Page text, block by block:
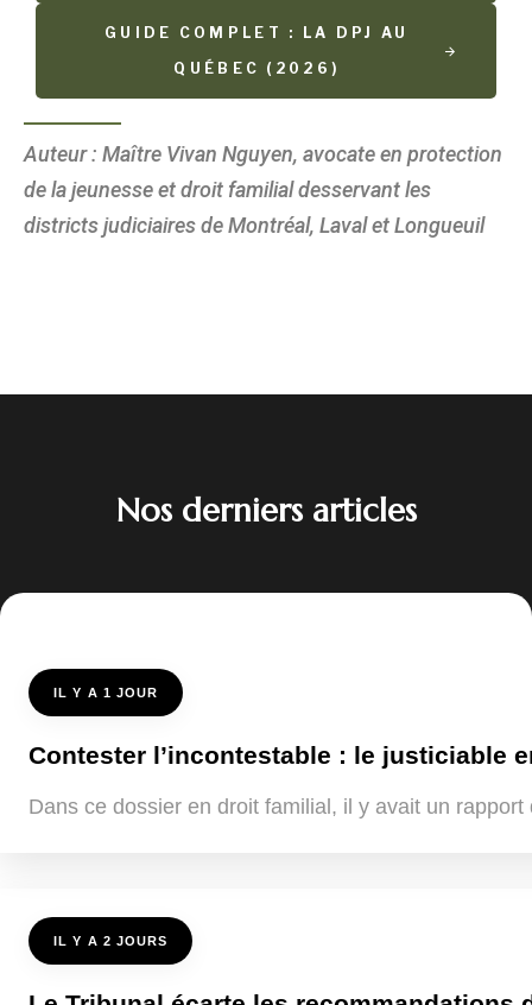
GUIDE COMPLET : LA DPJ AU
QUÉBEC (2026)
Auteur : Maître Vivan Nguyen, avocate en protection
de la jeunesse et droit familial desservant les
districts judiciaires de Montréal, Laval et Longueuil
Nos derniers articles
IL Y A 1 JOUR
Contester l’incontestable : le justiciable
Dans ce dossier en droit familial, il y avait un
IL Y A 2 JOURS